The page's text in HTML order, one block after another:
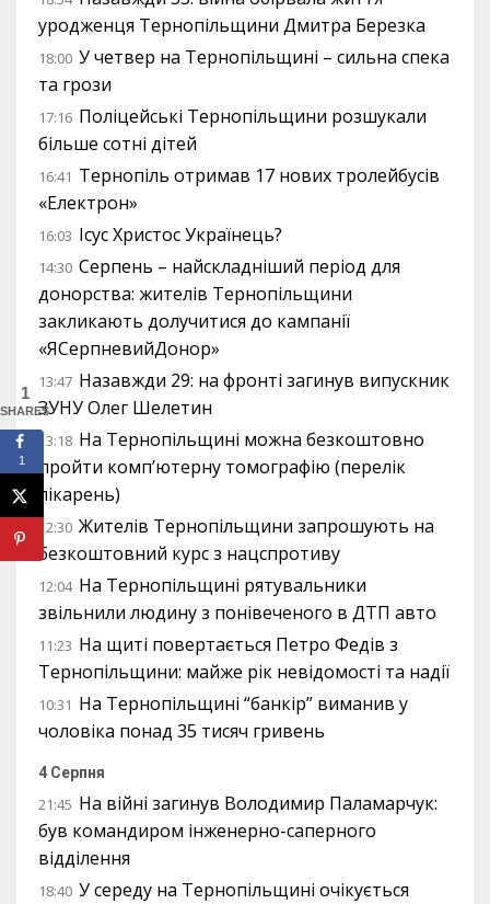
уродженця Тернопільщини Дмитра Березка
18:00 У четвер на Тернопільщині – сильна спека
та грози
17:16 Поліцейські Тернопільщини розшукали
більше сотні дітей
16:41 Тернопіль отримав 17 нових тролейбусів
«Електрон»
16:03 Ісус Христос Українець?
14:30 Серпень – найскладніший період для
донорства: жителів Тернопільщини
закликають долучитися до кампанії
«ЯСерпневийДонор»
13:47 Назавжди 29: на фронті загинув випускник
ЗУНУ Олег Шелетин
13:18 На Тернопільщині можна безкоштовно
пройти комп’ютерну томографію (перелік
лікарень)
12:30 Жителів Тернопільщини запрошують на
безкоштовний курс з нацспротиву
12:04 На Тернопільщині рятувальники
звільнили людину з понівеченого в ДТП авто
11:23 На щиті повертається Петро Федів з
Тернопільщини: майже рік невідомості та надії
10:31 На Тернопільщині “банкір” виманив у
чоловіка понад 35 тисяч гривень
4 Серпня
21:45 На війні загинув Володимир Паламарчук:
був командиром інженерно-саперного
відділення
18:40 У середу на Тернопільщині очікується
1
SHARES
1